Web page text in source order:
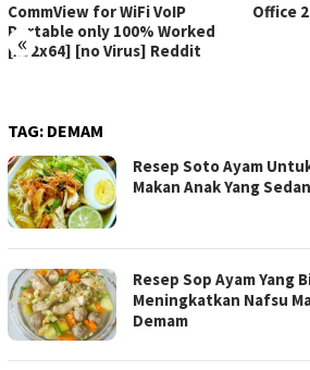
«
CommView for WiFi VoIP
Portable only 100% Worked
[x32x64] [no Virus] Reddit
Office
TAG: DEMAM
Resep Soto Ayam
Makan Anak Yang
Resep Sop Ayam Yang
Meningkatkan Nafsu
Demam